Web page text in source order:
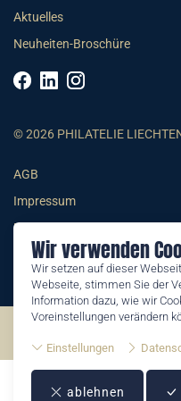
Wir verwenden
Wir setzen auf dieser
Webseite, stimmen Sie der
Information dazu, wie wir
Voreinstellungen verändern
Einstellungen
ablehnen
Aktuelles
Neuheiten-Broschüre
© 2026 PHILATELIE
AGB
Impressum
Datenschutzerklärung